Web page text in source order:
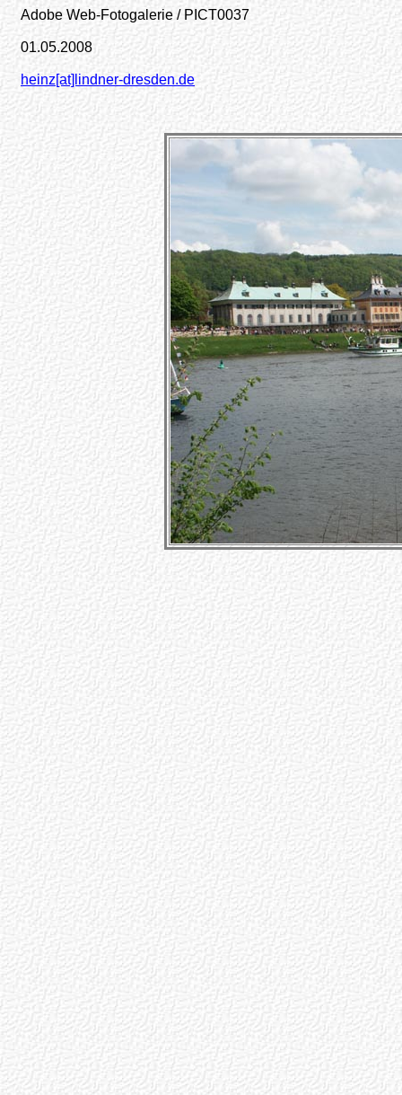
Adobe Web-Fotogalerie / PICT0037
01.05.2008
heinz[at]lindner-dresden.de